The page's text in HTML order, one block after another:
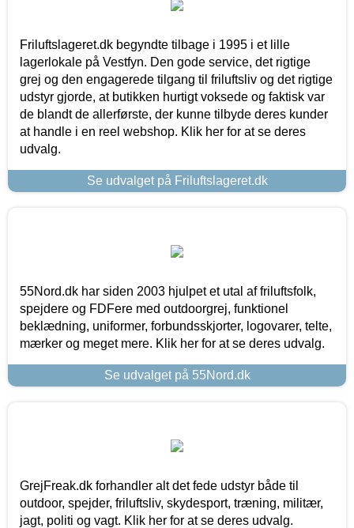
Friluftslageret.dk begyndte tilbage i 1995 i et lille
lagerlokale på Vestfyn. Den gode service, det rigtige
grej og den engagerede tilgang til friluftsliv og det rigtige
udstyr gjorde, at butikken hurtigt voksede og faktisk var
de blandt de allerførste, der kunne tilbyde deres kunder
at handle i en reel webshop. Klik her for at se deres
udvalg.
Se udvalget på Friluftslageret.dk
55Nord.dk har siden 2003 hjulpet et utal af friluftsfolk,
spejdere og FDFere med outdoorgrej, funktionel
beklædning, uniformer, forbundsskjorter, logovarer, telte,
mærker og meget mere. Klik her for at se deres udvalg.
Se udvalget på 55Nord.dk
GrejFreak.dk forhandler alt det fede udstyr både til
outdoor, spejder, friluftsliv, skydesport, træning, militær,
jagt, politi og vagt. Klik her for at se deres udvalg.